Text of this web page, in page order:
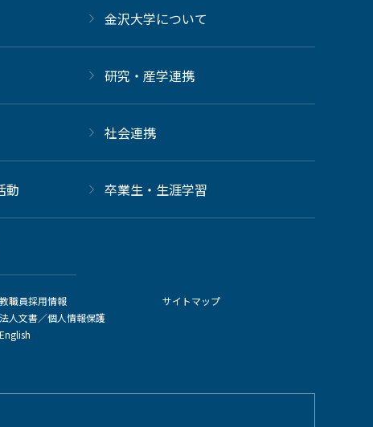
金沢大学について
研究・産学連携
社会連携
動 卒業生・生涯学習
教職員採用情報
法人文書／個人情報保護
English
サイトマップ